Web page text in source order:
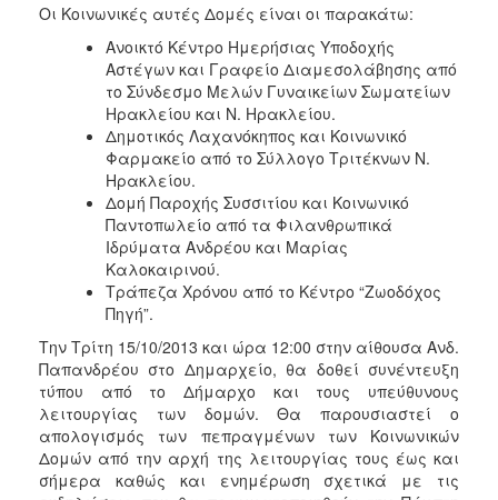
Δημοτικό
Ιατρείο
Ξενώνας
Φιλοξενίας
Γυναικών
Κέντρο
Κοινότητας
Κοινωνικό
Φαρμακείο
Κοινωνικό
Παντοπωλείο
Ισότητα
των
Φύλων
Υγεία
Αυτόματοι
Απινιδωτές
Οι Κοινωνικές αυτές Δομές είναι οι παρακάτω:
Ανοικτό Κέντρο Ημερήσιας Υποδοχής
Αστέγων και Γραφείο Διαμεσολάβησης από
το Σύνδεσμο Μελών Γυναικείων Σωματείων
Ηρακλείου και Ν. Ηρακλείου.
Δημοτικός Λαχανόκηπος και Κοινωνικό
Φαρμακείο από το Σύλλογο Τριτέκνων Ν.
Ηρακλείου.
Δομή Παροχής Συσσιτίου και Κοινωνικό
Παντοπωλείο από τα Φιλανθρωπικά
Ιδρύματα Ανδρέου και Μαρίας
Καλοκαιρινού.
Τράπεζα Χρόνου από το Κέντρο “Ζωοδόχος
Πηγή”.
Την Τρίτη 15/10/2013 και ώρα 12:00 στην αίθουσα Ανδ.
Παπανδρέου στο Δημαρχείο, θα δοθεί συνέντευξη
τύπου από το Δήμαρχο και τους υπεύθυνους
λειτουργίας των δομών. Θα παρουσιαστεί ο
απολογισμός των πεπραγμένων των Κοινωνικών
Δομών από την αρχή της λειτουργίας τους έως και
σήμερα καθώς και ενημέρωση σχετικά με τις